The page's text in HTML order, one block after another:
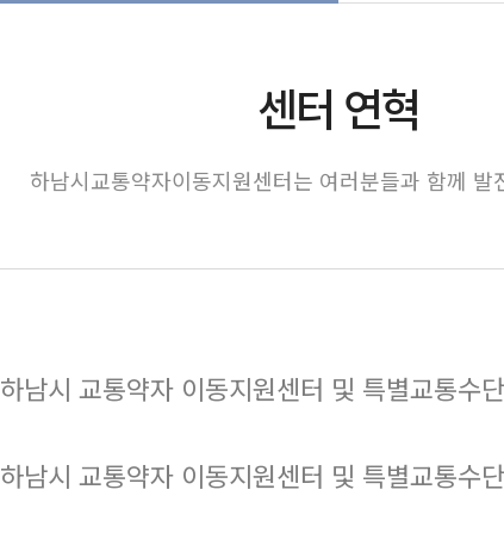
센터 연혁
하남시교통약자이동지원센터는 여러분들과 함께 발
하남시 교통약자 이동지원센터 및 특별교통수
하남시 교통약자 이동지원센터 및 특별교통수